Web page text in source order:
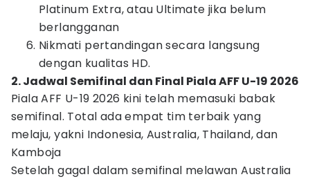
Platinum Extra, atau Ultimate jika belum
berlangganan
Nikmati pertandingan secara langsung
dengan kualitas HD.
2. Jadwal Semifinal dan Final Piala AFF U-19 2026
Piala AFF U-19 2026 kini telah memasuki babak
semifinal. Total ada empat tim terbaik yang
melaju, yakni Indonesia, Australia, Thailand, dan
Kamboja
Setelah gagal dalam semifinal melawan Australia